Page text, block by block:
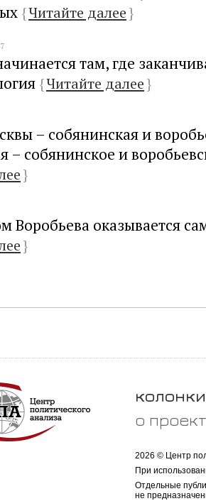
{Читайте далее}
там, где
{Читайте далее}
– собянинская и
– собянинское и
}
Воробьева оказывается
}
колонки
о
2026 © Центр
При
Отдельные
не